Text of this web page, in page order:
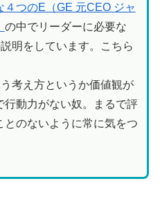
つのE（GE 元CEO ジャ
の中でリーダーに必要な
明をしています。こちら
考え方というか価値観が
動力がない奴。まるで評
のないように常に気をつ